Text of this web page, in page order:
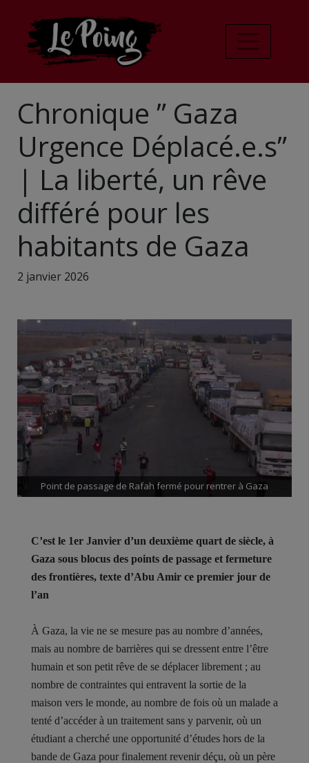
Chronique ” Gaza
Urgence Déplacé.e.s”
| La liberté, un rêve
différé pour les
habitants de Gaza
2 janvier 2026
Point de passage de Rafah fermé pour rentrer à Gaza
C’est le 1er Janvier d’un deuxième quart de siècle, à
Gaza sous blocus des points de passage et fermeture
des frontières, texte d’Abu Amir ce premier jour de
l’an
À Gaza, la vie ne se mesure pas au nombre d’années,
mais au nombre de barrières qui se dressent entre l’être
humain et son petit rêve de se déplacer librement ; au
nombre de contraintes qui entravent la sortie de la
maison vers le monde, au nombre de fois où un malade a
tenté d’accéder à un traitement sans y parvenir, où un
étudiant a cherché une opportunité d’études hors de la
bande de Gaza pour finalement revenir déçu, où un père